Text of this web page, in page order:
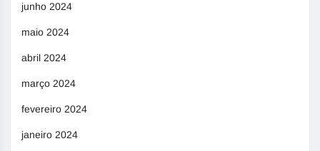
junho 2024
maio 2024
abril 2024
março 2024
fevereiro 2024
janeiro 2024